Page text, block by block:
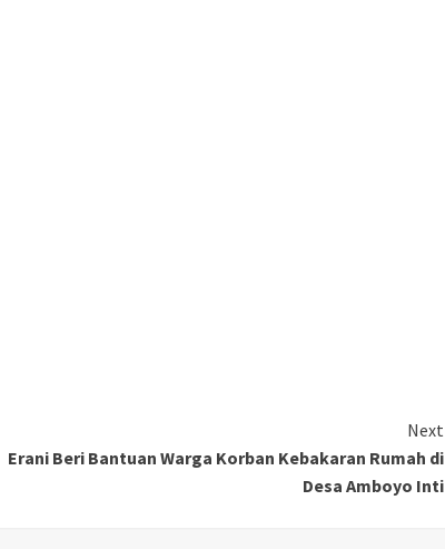
Next
Erani Beri Bantuan Warga Korban Kebakaran Rumah di
Desa Amboyo Inti